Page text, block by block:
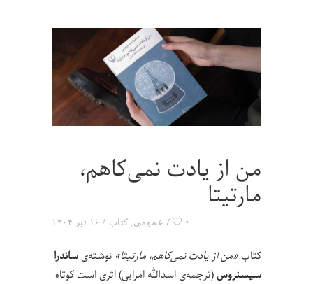
من از یادت نمی‌کاهم،
مارتیتا
۱۶ تیر ۱۴۰۴ عمومی, کتاب ۰
کتاب«من از یادت نمی‌کاهم، مارتیتا» نوشته‌یساندرا
سیسنروس(ترجمه‌ی اسدالله امرایی) اثری است کوتاه